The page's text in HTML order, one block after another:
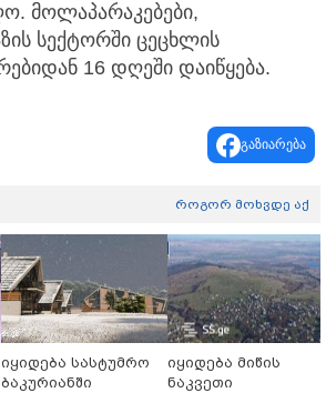
მოლაპარაკებები,
სექტორში ცეცხლის
16 დღეში დაიწყება.
გაზიარება
როგორ მოხვდე აქ
იყიდება სასტუმრო
ბაკურიანში
იყიდება მიწის
ნაკვეთი